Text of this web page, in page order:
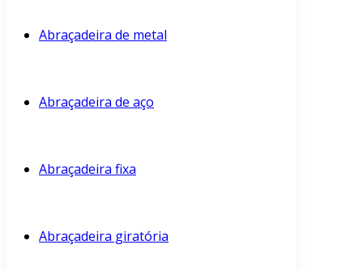
Abraçadeira de metal
Abraçadeira de aço
Abraçadeira fixa
Abraçadeira giratória